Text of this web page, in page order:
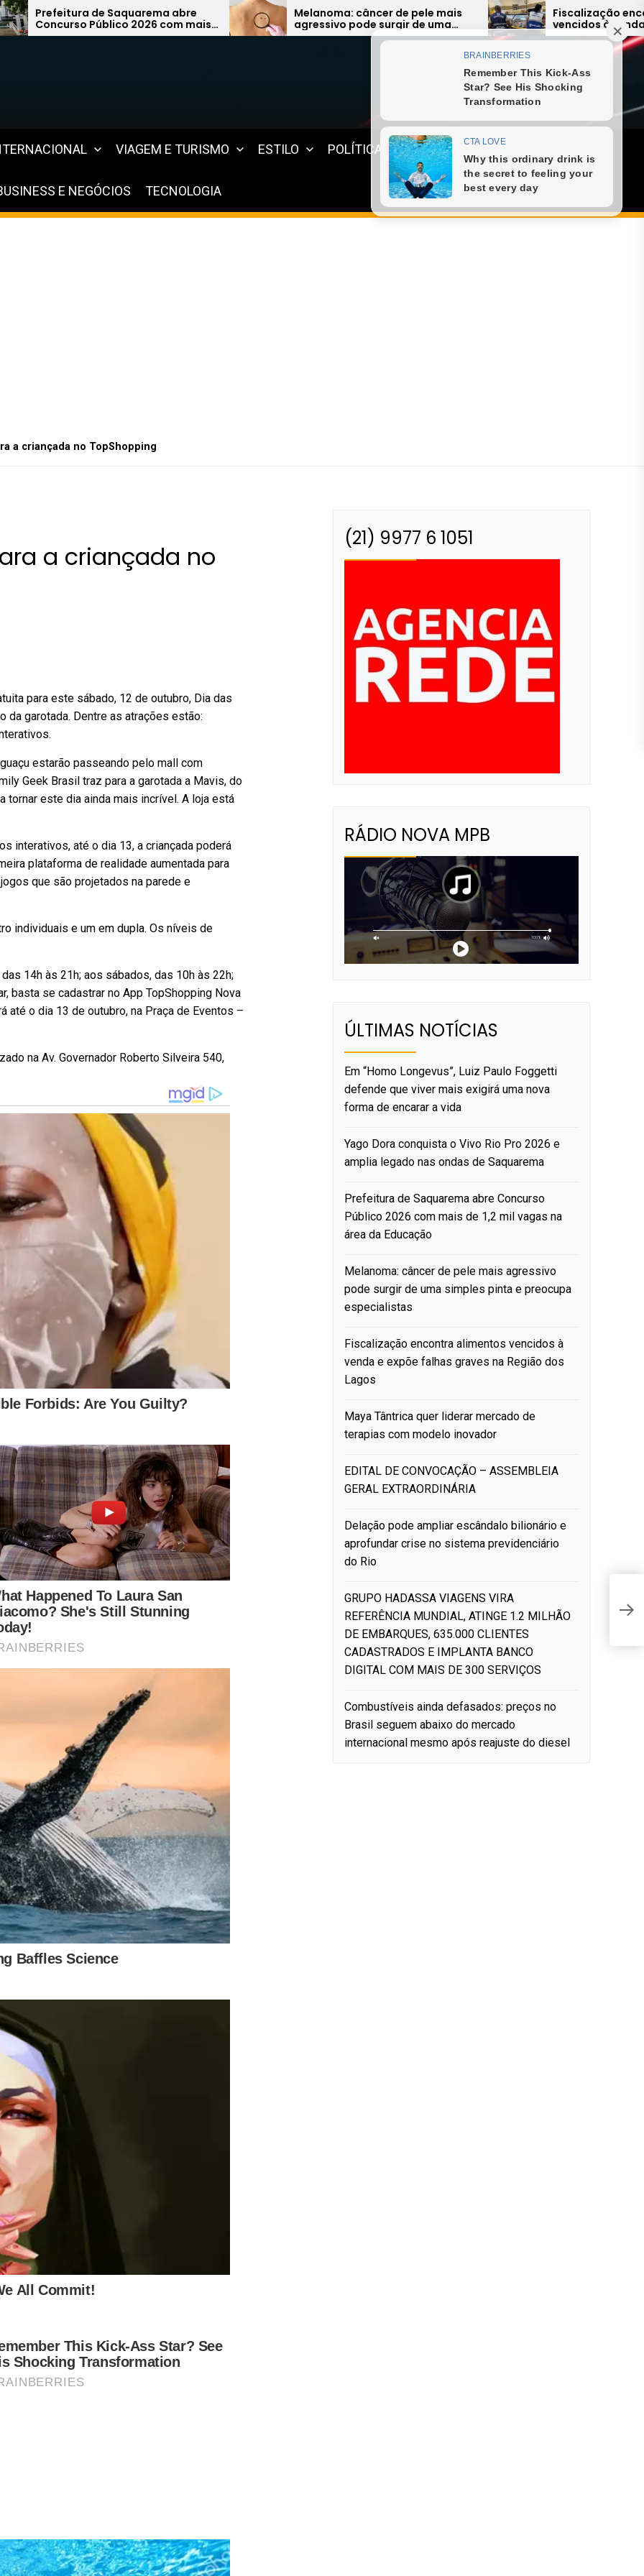
abre
com mais
da
Melanoma: câncer de pele mais
agressivo pode surgir de uma
simples pinta e preocupa
Fiscalização encontra alimentos
vencidos à venda e expõe falhas
graves na Região dos Lagos
Menu
VIAGEM E TURISMO ESTILO POLÍTICA GASTRONOMIA
E NEGÓCIOS TECNOLOGIA
a criançada no TopShopping
a criançada no
para este sábado, 12 de outubro, Dia das
da garotada. Dentre as atrações estão:
estarão passeando pelo mall com
Geek Brasil traz para a garotada a Mavis, do
tornar este dia ainda mais incrível. A loja está
interativos, até o dia 13, a criançada poderá
plataforma de realidade aumentada para
que são projetados na parede e
individuais e um em dupla. Os níveis de
14h às 21h; aos sábados, das 10h às 22h;
basta se cadastrar no App TopShopping Nova
até o dia 13 de outubro, na Praça de Eventos –
na Av. Governador Roberto Silveira 540,
(21) 9977 6 1051
RÁDIO NOVA MPB
ÚLTIMAS NOTÍCIAS
Em “Homo Longevus”, Luiz Paulo Foggetti
defende que viver mais exigirá uma nova
forma de encarar a vida
Yago Dora conquista o Vivo Rio Pro 2026 e
amplia legado nas ondas de Saquarema
Prefeitura de Saquarema abre Concurso
Público 2026 com mais de 1,2 mil vagas na
área da Educação
Melanoma: câncer de pele mais agressivo
pode surgir de uma simples pinta e preocupa
especialistas
Fiscalização encontra alimentos vencidos à
venda e expõe falhas graves na Região dos
Lagos
Maya Tântrica quer liderar mercado de
terapias com modelo inovador
EDITAL DE CONVOCAÇÃO – ASSEMBLEIA
GERAL EXTRAORDINÁRIA
Delação pode ampliar escândalo bilionário e
aprofundar crise no sistema previdenciário
do Rio
GRUPO HADASSA VIAGENS VIRA
REFERÊNCIA MUNDIAL, ATINGE 1.2 MILHÃO
DE EMBARQUES, 635.000 CLIENTES
CADASTRADOS E IMPLANTA BANCO
DIGITAL COM MAIS DE 300 SERVIÇOS
Combustíveis ainda defasados: preços no
Brasil seguem abaixo do mercado
internacional mesmo após reajuste do diesel